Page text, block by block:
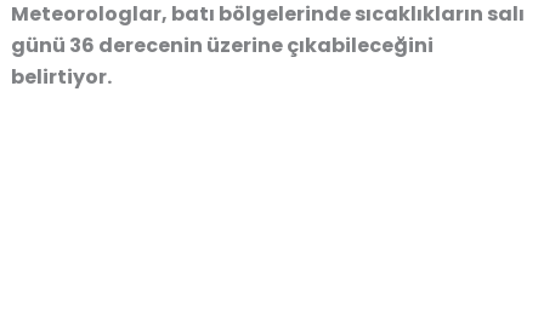
Meteorologlar, batı bölgelerinde sıcaklıkların salı
günü 36 derecenin üzerine çıkabileceğini
belirtiyor.